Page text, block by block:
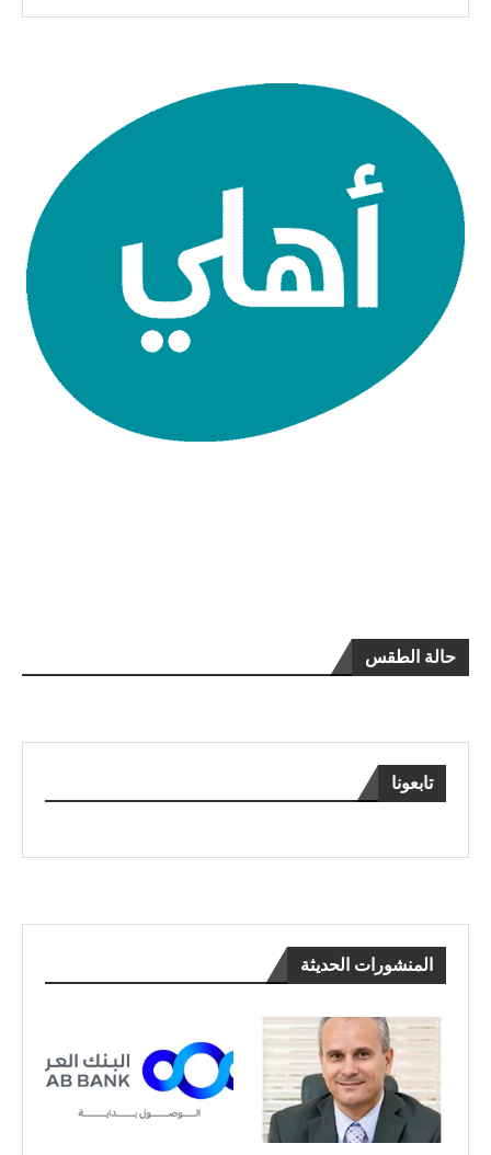
حالة الطقس
تابعونا
المنشورات الحديثة